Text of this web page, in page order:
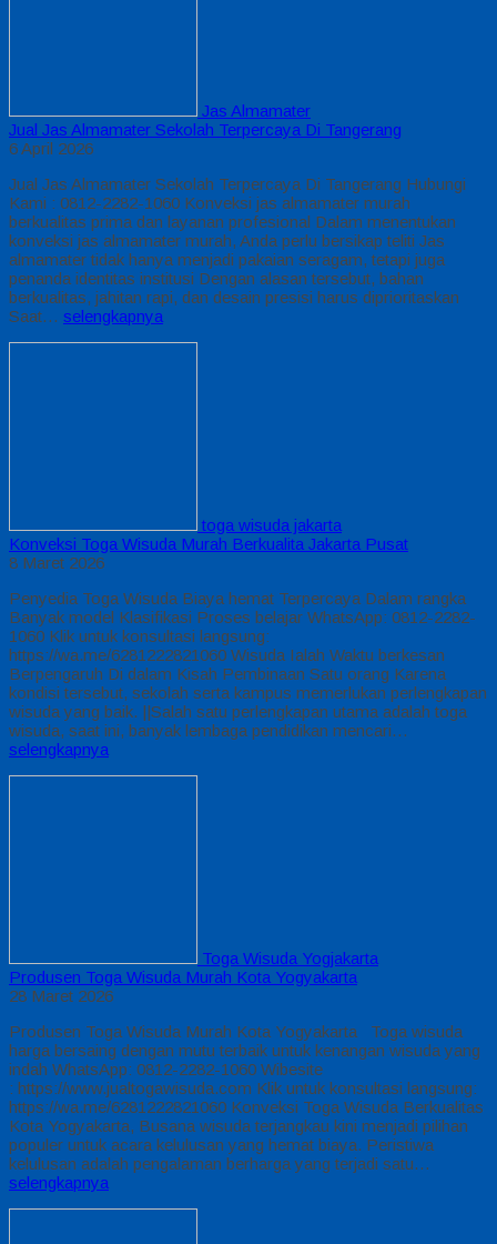
Jas Almamater
Jual Jas Almamater Sekolah Terpercaya Di Tangerang
6 April 2026
Jual Jas Almamater Sekolah Terpercaya Di Tangerang Hubungi
Kami : 0812-2282-1060 Konveksi jas almamater murah
berkualitas prima dan layanan profesional Dalam menentukan
konveksi jas almamater murah, Anda perlu bersikap teliti Jas
almamater tidak hanya menjadi pakaian seragam, tetapi juga
penanda identitas institusi Dengan alasan tersebut, bahan
berkualitas, jahitan rapi, dan desain presisi harus diprioritaskan
Saat… selengkapnya
toga wisuda jakarta
Konveksi Toga Wisuda Murah Berkualita Jakarta Pusat
8 Maret 2026
Penyedia Toga Wisuda Biaya hemat Terpercaya Dalam rangka
Banyak model Klasifikasi Proses belajar WhatsApp: 0812-2282-
1060 Klik untuk konsultasi langsung:
https://wa.me/6281222821060 Wisuda Ialah Waktu berkesan
Berpengaruh Di dalam Kisah Pembinaan Satu orang Karena
kondisi tersebut, sekolah serta kampus memerlukan perlengkapan
wisuda yang baik. ||Salah satu perlengkapan utama adalah toga
wisuda, saat ini, banyak lembaga pendidikan mencari…
selengkapnya
Toga Wisuda Yogjakarta
Produsen Toga Wisuda Murah Kota Yogyakarta
28 Maret 2026
Produsen Toga Wisuda Murah Kota Yogyakarta Toga wisuda
harga bersaing dengan mutu terbaik untuk kenangan wisuda yang
indah WhatsApp: 0812-2282-1060 Wibesite
: https://www.jualtogawisuda.com Klik untuk konsultasi langsung:
https://wa.me/6281222821060 Konveksi Toga Wisuda Berkualitas
Kota Yogyakarta, Busana wisuda terjangkau kini menjadi pilihan
populer untuk acara kelulusan yang hemat biaya. Peristiwa
kelulusan adalah pengalaman berharga yang terjadi satu…
selengkapnya